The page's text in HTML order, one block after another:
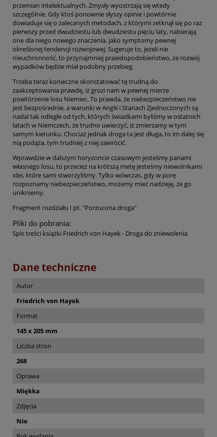
przemian intelektualnych. Zmysły wyostrzają się wtedy
szczególnie. Gdy ktoś ponownie słyszy opinie i powtórnie
dowiaduje się o zalecanych metodach, z którymi zetknął się po raz
pierwszy przed dwudziestu lub dwudziestu pięciu laty, nabierają
one dla niego nowego znaczenia, jako symptomy pewnej
określonej tendencji rozwojowej. Sugeruje to, jeżeli nie
nieuchronność, to przynajmniej prawdopodobieństwo, że rozwój
wypadków będzie miał podobny przebieg.
Trzeba teraz konieczne skonstatować tę trudną do
zaakceptowania prawdę, iż grozi nam w pewnej mierze
powtórzenie losu Niemiec. To prawda, że niebezpieczeństwo nie
jest bezpośrednie, a warunki w Anglii i Stanach Zjednoczonych są
nadal tak odległe od tych, których świadkami byliśmy w ostatnich
latach w Niemczech, że trudno uwierzyć, iż zmierzamy w tym
samym kierunku. Chociaż jednak droga ta jest długa, to im dalej się
nią podąża, tym trudniej z niej zawrócić.
Wprawdzie w dalszym horyzoncie czasowym jesteśmy panami
własnego losu, to przecież na krótszą metę jesteśmy niewolnikami
idei, które sami stworzyliśmy. Tylko wówczas, gdy w porę
rozpoznamy niebezpieczeństwo, możemy mieć nadzieję, że go
unikniemy.
Fragment rozdziału I pt. "Porzucona droga"
Pliki do pobrania:
Spis treści książki Friedrich von Hayek - Droga do zniewolenia
Dane techniczne
Autor
Friedrich von Hayek
Format
145 x 205 mm
Liczba stron
268
Oprawa
Miękka
Zdjęcia
Nie